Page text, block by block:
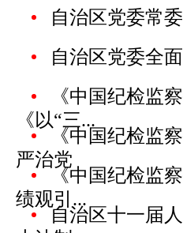
自治区党委常
自治区党委全
《中国纪检监
《以“三...
《中国纪检监
严治党
《中国纪检监
绩观引...
自治区十一届